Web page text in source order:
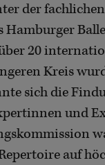
der
20
Kreis
sich die
und
auf